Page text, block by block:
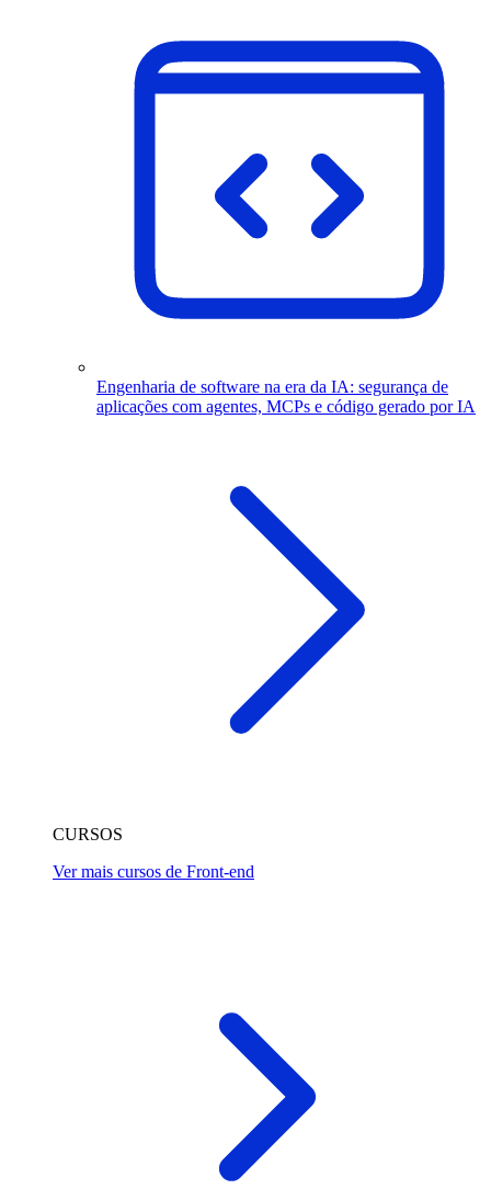
Engenharia de software na era da IA: segurança de
aplicações com agentes, MCPs e código gerado por IA
CURSOS
Ver mais cursos de Front-end